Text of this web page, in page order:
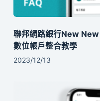
聯邦網路銀行New
數位帳戶整合教學
2023/12/13